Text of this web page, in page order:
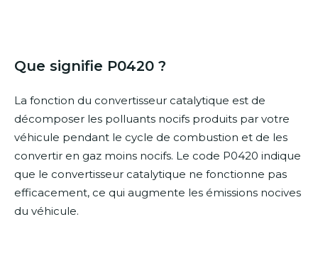
Que signifie P0420 ?
La fonction du convertisseur catalytique est de
décomposer les polluants nocifs produits par votre
véhicule pendant le cycle de combustion et de les
convertir en gaz moins nocifs. Le code P0420 indique
que le convertisseur catalytique ne fonctionne pas
efficacement, ce qui augmente les émissions nocives
du véhicule.